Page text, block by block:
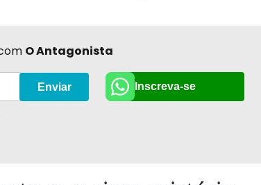
O Antagonista
Enviar Inscreva-se